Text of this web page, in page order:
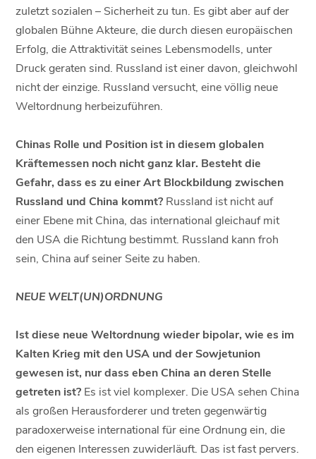
zuletzt sozialen – Sicherheit zu tun. Es gibt aber auf der
globalen Bühne Akteure, die durch diesen europäischen
Erfolg, die Attraktivität seines Lebensmodells, unter
Druck geraten sind. Russland ist einer davon, gleichwohl
nicht der einzige. Russland versucht, eine völlig neue
Weltordnung herbeizuführen.
Chinas Rolle und Position ist in diesem globalen
Kräftemessen noch nicht ganz klar. Besteht die
Gefahr, dass es zu einer Art Blockbildung zwischen
Russland und China kommt? Russland ist nicht auf
einer Ebene mit China, das international gleichauf mit
den USA die Richtung bestimmt. Russland kann froh
sein, China auf seiner Seite zu haben.
NEUE WELT(UN)ORDNUNG
Ist diese neue Weltordnung wieder bipolar, wie es im
Kalten Krieg mit den USA und der Sowjetunion
gewesen ist, nur dass eben China an deren Stelle
getreten ist? Es ist viel komplexer. Die USA sehen China
als großen Herausforderer und treten gegenwärtig
paradoxerweise international für eine Ordnung ein, die
den eigenen Interessen zuwiderläuft. Das ist fast pervers.